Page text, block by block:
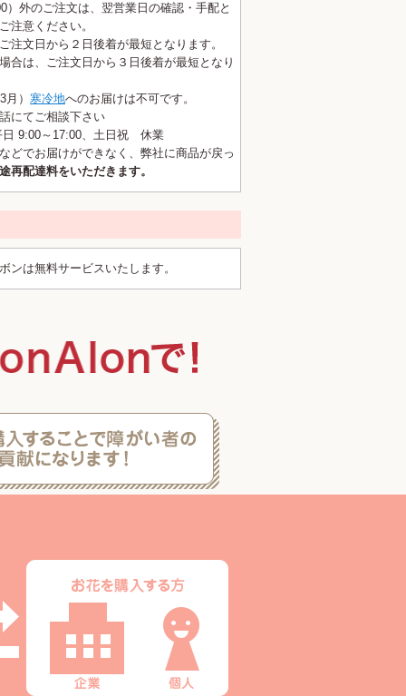
）外のご注文は、翌営業日の確認・手配と
注意ください。
注文日から２日後着が最短となります。
合は、ご注文日から３日後着が最短となり
） 寒冷地へのお届けは不可です。
にてご相談下さい
9:00～17:00、土日祝 休業
どでお届けができなく、弊社に商品が戻っ
再配達料をいただきます。
ンは無料サービスいたします。